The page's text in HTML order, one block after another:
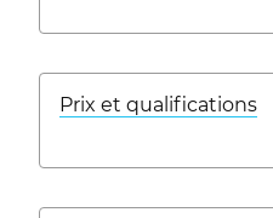
Prix ​​et qualifications